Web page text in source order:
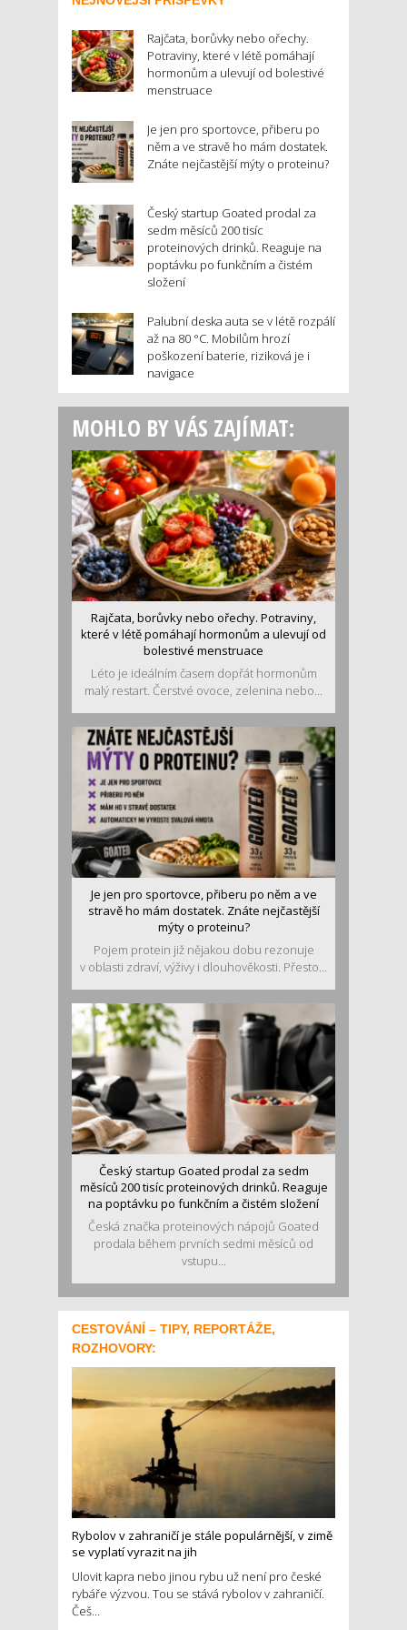
Rajčata, borůvky nebo ořechy.
Potraviny, které v létě pomáhají
hormonům a ulevují od bolestivé
menstruace
Je jen pro sportovce, přiberu po
něm a ve stravě ho mám dostatek.
Znáte nejčastější mýty o proteinu?
Český startup Goated prodal za
sedm měsíců 200 tisíc
proteinových drinků. Reaguje na
poptávku po funkčním a čistém
složení
Palubní deska auta se v létě rozpálí
až na 80 °C. Mobilům hrozí
poškození baterie, riziková je i
navigace
MOHLO BY VÁS ZAJÍMAT:
Rajčata, borůvky nebo ořechy. Potraviny,
které v létě pomáhají hormonům a ulevují od
bolestivé menstruace
Léto je ideálním časem dopřát hormonům
malý restart. Čerstvé ovoce, zelenina nebo...
Je jen pro sportovce, přiberu po něm a ve
stravě ho mám dostatek. Znáte nejčastější
mýty o proteinu?
Pojem protein již nějakou dobu rezonuje
v oblasti zdraví, výživy i dlouhověkosti. Přesto...
Český startup Goated prodal za sedm
měsíců 200 tisíc proteinových drinků. Reaguje
na poptávku po funkčním a čistém složení
Česká značka proteinových nápojů Goated
prodala během prvních sedmi měsíců od
vstupu...
CESTOVÁNÍ – TIPY, REPORTÁŽE,
ROZHOVORY:
Rybolov v zahraničí je stále populárnější, v zimě
se vyplatí vyrazit na jih
Ulovit kapra nebo jinou rybu už není pro české
rybáře výzvou. Tou se stává rybolov v zahraničí.
Češ...